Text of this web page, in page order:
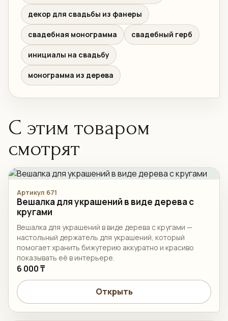
декор для свадьбы из фанеры
свадебная монограмма свадебный герб
инициалы на свадьбу
монограмма из дерева
С этим товаром
смотрят
Артикул 671
Вешалка для украшений в виде дерева с
кругами
Вешалка для украшений в виде дерева с кругами —
настольный держатель для украшений, который
помогает хранить бижутерию аккуратно и красиво
показывать её в интерьере.
6 000 ₸
Открыть